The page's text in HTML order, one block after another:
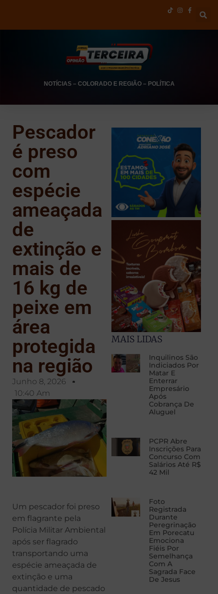
NOTÍCIAS– COLORADO E REGIÃO– POLÍTICA
Pescador
é preso
com
espécie
ameaçada
de
extinção e
mais de
16 kg de
peixe em
área
protegida
na região
Junho 8, 2026
10:40 Am
Um pescador foi preso
em flagrante pela
Polícia Militar Ambiental
após ser flagrado
transportando uma
espécie ameaçada de
extinção e uma
quantidade de pescado
MAIS LIDAS
Inquilinos São
Indiciados Por
Matar E
Enterrar
Empresário
Após
Cobrança De
Aluguel
PCPR Abre
Inscrições Para
Concurso Com
Salários Até R$
42 Mil
Foto
Registrada
Durante
Peregrinação
Em Porecatu
Emociona
Fiéis Por
Semelhança
Com A
Sagrada Face
De Jesus